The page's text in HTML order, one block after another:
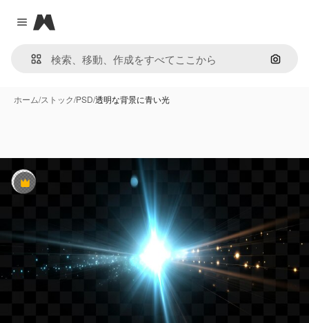
Close menu
Magnific
画像で
ホーム/ストック/PSD/透明な背景に青い光
Premium